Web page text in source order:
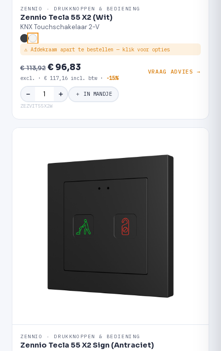
ZENNIO · DRUKKNOPPEN & BEDIENING
Zennio Tecla 55 X2 (Wit)
KNX Touchschakelaar 2-V
⚠ Afdekraam apart te bestellen — klik voor opties
€ 113,92€ 96,83
excl. · € 117,16 incl. btw · -15%
VRAAG ADVIES →
− ＋ ＋ IN MANDJE
ZEZVIT55X2W
ZENNIO · DRUKKNOPPEN & BEDIENING
Zennio Tecla 55 X2 Sign (Antraciet)